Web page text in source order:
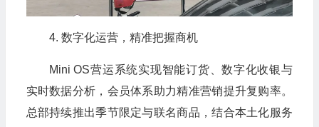
4. 数字化运营，精准把握商机
Mini OS营运系统实现智能订货、数字化收银与
实时数据分析，会员体系助力精准营销提升复购率。
总部持续推出季节限定与联名商品，结合本土化服务